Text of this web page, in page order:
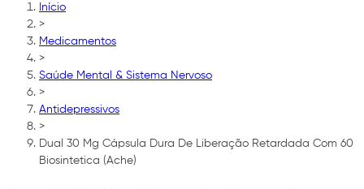
Início
>
Medicamentos
>
Saúde Mental & Sistema Nervoso
>
Antidepressivos
>
Dual 30 Mg Cápsula Dura De Liberação Retardada Com 60
Biosintetica (Ache)